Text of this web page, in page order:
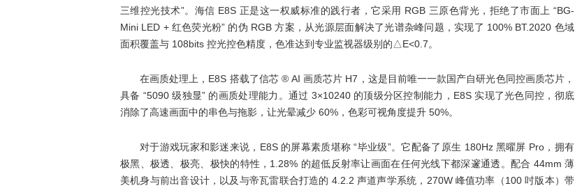
三维控光技术”。海信 E8S 正是这一权威标准的践行者，它采用 RGB 三原色背光，拒绝了市面上 “BG-
Mini LED + 红色荧光粉” 的伪 RGB 方案，从光源层面解决了光谱杂峰问题，实现了 100% BT.2020 色域
面积覆盖与 108bits 控光控色精度，色准达到专业监视器级别的△E<0.7。
在画质处理上，E8S 搭载了信芯 ® AI 画质芯片 H7，这是目前唯一一款国产自研光色同控画质芯片，
具备 “5090 级独显” 的画质处理能力。通过 3×10240 的顶级分区控制能力，E8S 实现了光色同控，彻底
消除了高速画面中的串色与拖影，让光晕减少 60%，色彩可视角度提升 50%。
对于游戏玩家和影迷来说，E8S 的屏幕素质堪称 “毕业级”。它配备了原生 180Hz 黑曜屏 Pro，拥有
极黑、极透、极亮、极快的特性，1.28% 的超低反射率让画面在任何光线下都深邃通透。配合 44mm 薄
美机身与前出音设计，以及与帝瓦雷联合打造的 4.2.2 声道声学系统，270W 峰值功率（100 吋版本）带